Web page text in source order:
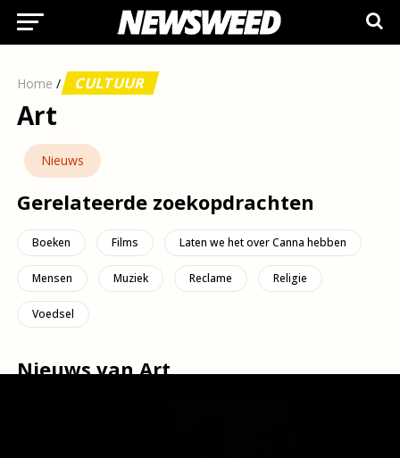
Home / CULTUUR
Art
Nieuws
Gerelateerde zoekopdrachten
Boeken Films Laten we het over Canna hebben
Mensen Muziek Reclame Religie
Voedsel
Nieuws van Art